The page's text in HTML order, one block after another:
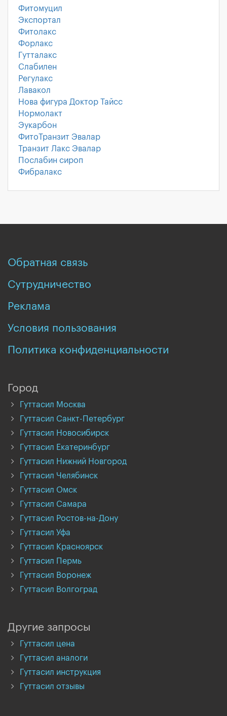
Фитомуцил
Экспортал
Фитолакс
Форлакс
Гутталакс
Слабилен
Регулакс
Лавакол
Нова фигура Доктор Тайсс
Нормолакт
Эукарбон
ФитоТранзит Эвалар
Транзит Лакс Эвалар
Послабин сироп
Фибралакс
Обратная связь
Сутрудничество
Реклама
Условия пользования
Политика конфиденциальности
Город
Гуттасил Москва
Гуттасил Санкт-Петербург
Гуттасил Новосибирск
Гуттасил Екатеринбург
Гуттасил Нижний Новгород
Гуттасил Челябинск
Гуттасил Омск
Гуттасил Самара
Гуттасил Ростов-на-Дону
Гуттасил Уфа
Гуттасил Красноярск
Гуттасил Пермь
Гуттасил Воронеж
Гуттасил Волгоград
Другие запросы
Гуттасил цена
Гуттасил аналоги
Гуттасил инструкция
Гуттасил отзывы